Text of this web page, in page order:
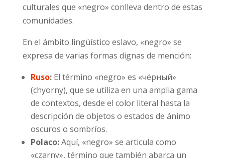
culturales que «negro» conlleva dentro de estas
comunidades.
En el ámbito lingüístico eslavo, «negro» se
expresa de varias formas dignas de mención:
Ruso:El término «negro» es «чёрный»
(chyorny), que se utiliza en una amplia gama
de contextos, desde el color literal hasta la
descripción de objetos o estados de ánimo
oscuros o sombríos.
Polaco:Aquí, «negro» se articula como
«czarny», término que también abarca un